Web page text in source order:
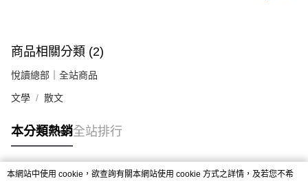
商品相關分類 (2)
悅讀總部｜全站商品
文學 散文
本分類熱銷全站排行
本網站中使用 cookie，欲查詢有關本網站使用 cookie 方式之詳情，及若您不希